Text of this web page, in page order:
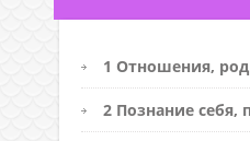
1 Отношения,
2 Познание себя,